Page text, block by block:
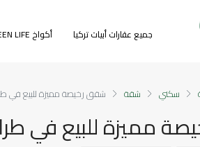
جميع عقارات أبيات تركيا أكواخ GREEN LIFE
سكني شقة شقق رخيصة مميزة للبيع في
مميزة للبيع في